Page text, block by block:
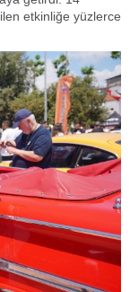
etkinliğe yüzlerce